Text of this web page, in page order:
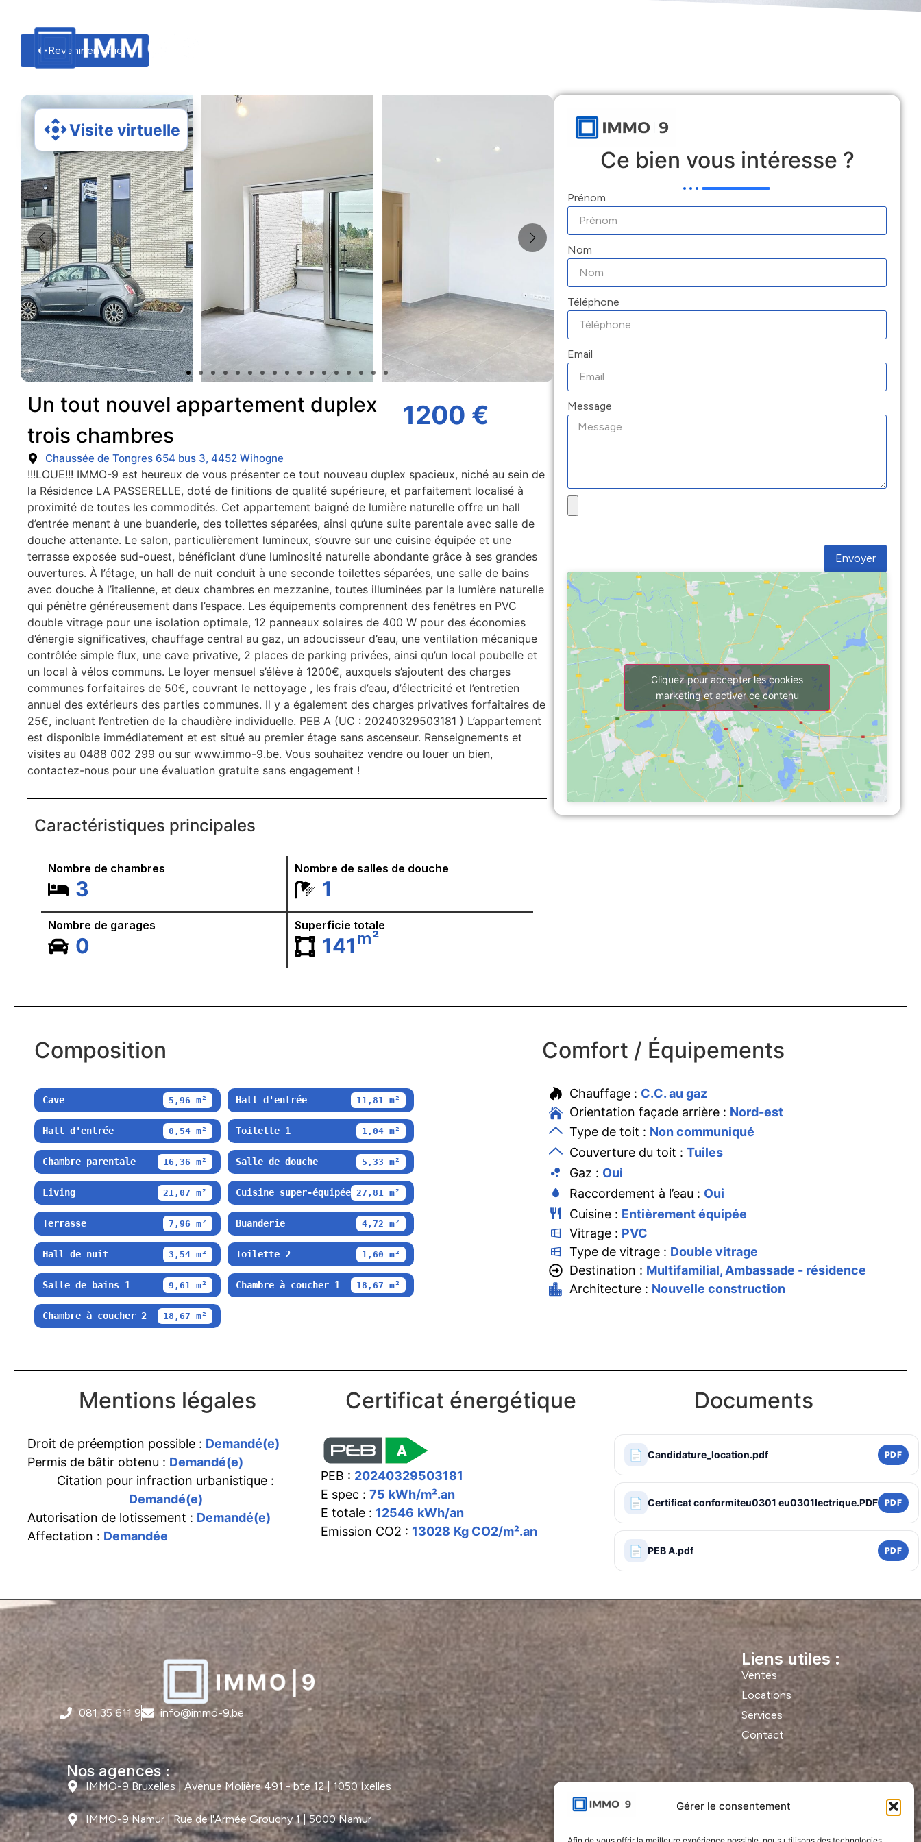
Gérer le consentement
Revenir en arriere
Visite virtuelle
Un tout nouvel appartement duplex
trois chambres
Chaussée de Tongres 654 bus 3, 4452 Wihogne
1200 €
!!!LOUE!!! IMMO-9 est heureux de vous présenter ce tout nouveau duplex spacieux, niché au sein de
la Résidence LA PASSERELLE, doté de finitions de qualité supérieure, et parfaitement localisé à
proximité de toutes les commodités. Cet appartement baigné de lumière naturelle offre un hall
d’entrée menant à une buanderie, des toilettes séparées, ainsi qu’une suite parentale avec salle de
douche attenante. Le salon, particulièrement lumineux, s’ouvre sur une cuisine équipée et une
terrasse exposée sud-ouest, bénéficiant d’une luminosité naturelle abondante grâce à ses grandes
ouvertures. À l’étage, un hall de nuit conduit à une seconde toilettes séparées, une salle de bains
avec douche à l’italienne, et deux chambres en mezzanine, toutes illuminées par la lumière naturelle
qui pénètre généreusement dans l’espace. Les équipements comprennent des fenêtres en PVC
double vitrage pour une isolation optimale, 12 panneaux solaires de 400 W pour des économies
d’énergie significatives, chauffage central au gaz, un adoucisseur d’eau, une ventilation mécanique
contrôlée simple flux, une cave privative, 2 places de parking privées, ainsi qu’un local poubelle et
un local à vélos communs. Le loyer mensuel s’élève à 1200€, auxquels s’ajoutent des charges
communes forfaitaires de 50€, couvrant le nettoyage , les frais d’eau, d’électricité et l’entretien
annuel des extérieurs des parties communes. Il y a également des charges privatives forfaitaires de
25€, incluant l’entretien de la chaudière individuelle. PEB A (UC : 20240329503181 ) L’appartement
est disponible immédiatement et est situé au premier étage sans ascenseur. Renseignements et
visites au 0488 002 299 ou sur www.immo-9.be. Vous souhaitez vendre ou louer un bien,
contactez-nous pour une évaluation gratuite sans engagement !
Caractéristiques principales
Nombre de chambres
3
Nombre de salles de douche
1
Nombre de garages
0
Superficie totale
141m²
Ce bien vous intéresse ?
Prénom
Nom
Téléphone
Email
Message
Envoyer
Cliquez pour accepter les cookies
marketing et activer ce contenu
Composition
Cave 5,96 m² Hall d'entrée 11,81 m²
Hall d'entrée 0,54 m² Toilette 1 1,04 m²
Chambre parentale 16,36 m² Salle de douche 5,33 m²
Living 21,07 m² Cuisine super-équipée 27,81 m²
Terrasse 7,96 m² Buanderie 4,72 m²
Hall de nuit 3,54 m² Toilette 2 1,60 m²
Salle de bains 1 9,61 m² Chambre à coucher 1 18,67 m²
Chambre à coucher 2 18,67 m²
Comfort / Équipements
Chauffage : C.C. au gaz
Orientation façade arrière : Nord-est
Type de toit : Non communiqué
Couverture du toit : Tuiles
Gaz : Oui
Raccordement à l’eau : Oui
Cuisine : Entièrement équipée
Vitrage : PVC
Type de vitrage : Double vitrage
Destination : Multifamilial, Ambassade - résidence
Architecture : Nouvelle construction
Mentions légales
Droit de préemption possible : Demandé(e)
Permis de bâtir obtenu : Demandé(e)
Citation pour infraction urbanistique :
Demandé(e)
Autorisation de lotissement : Demandé(e)
Affectation : Demandée
Certificat énergétique
PEB : 20240329503181
E spec : 75 kWh/m².an
E totale : 12546 kWh/an
Emission CO2 : 13028 Kg CO2/m².an
Documents
📄 Candidature_location.pdf PDF
📄 Certificat conformiteu0301 eu0301lectrique.PDF PDF
📄 PEB A.pdf PDF
081 35 611 9 info@immo-9.be
Nos agences :
IMMO-9 Bruxelles | Avenue Molière 491 - bte 12 | 1050 Ixelles
IMMO-9 Namur | Rue de l'Armée Grouchy 1 | 5000 Namur
Liens utiles :
Ventes
Locations
Services
Contact